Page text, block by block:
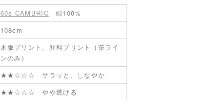
60s CAMBRIC 綿100%
108cm
木版プリント、顔料プリント（茶ライ
ンのみ）
★★☆☆☆ サラッと、しなやか
★★☆☆☆ やや透ける